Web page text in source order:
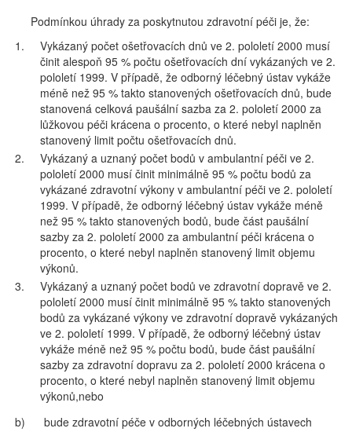
Podmínkou úhrady za poskytnutou zdravotní péči je, že:
1.
Vykázaný počet ošetřovacích dnů ve 2. pololetí 2000 musí
činit alespoň 95 % počtu ošetřovacích dní vykázaných ve 2.
pololetí 1999. V případě, že odborný léčebný ústav vykáže
méně než 95 % takto stanovených ošetřovacích dnů, bude
stanovená celková paušální sazba za 2. pololetí 2000 za
lůžkovou péči krácena o procento, o které nebyl naplněn
stanovený limit počtu ošetřovacích dnů.
2.
Vykázaný a uznaný počet bodů v ambulantní péči ve 2.
pololetí 2000 musí činit minimálně 95 % počtu bodů za
vykázané zdravotní výkony v ambulantní péči ve 2. pololetí
1999. V případě, že odborný léčebný ústav vykáže méně
než 95 % takto stanovených bodů, bude část paušální
sazby za 2. pololetí 2000 za ambulantní péči krácena o
procento, o které nebyl naplněn stanovený limit objemu
výkonů.
3.
Vykázaný a uznaný počet bodů ve zdravotní dopravě ve 2.
pololetí 2000 musí činit minimálně 95 % takto stanovených
bodů za vykázané výkony ve zdravotní dopravě vykázaných
ve 2. pololetí 1999. V případě, že odborný léčebný ústav
vykáže méně než 95 % počtu bodů, bude část paušální
sazby za zdravotní dopravu za 2. pololetí 2000 krácena o
procento, o které nebyl naplněn stanovený limit objemu
výkonů,nebo
b)
bude zdravotní péče v odborných léčebných ústavech